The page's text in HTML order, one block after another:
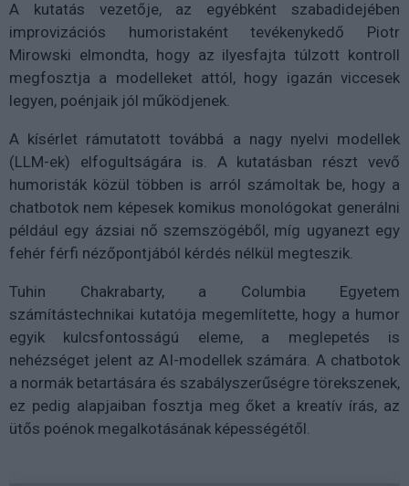
A kutatás vezetője, az egyébként szabadidejében
improvizációs humoristaként tevékenykedő Piotr
Mirowski elmondta, hogy az ilyesfajta túlzott kontroll
megfosztja a modelleket attól, hogy igazán viccesek
legyen, poénjaik jól működjenek.
A kísérlet rámutatott továbbá a nagy nyelvi modellek
(LLM-ek) elfogultságára is. A kutatásban részt vevő
humoristák közül többen is arról számoltak be, hogy a
chatbotok nem képesek komikus monológokat generálni
például egy ázsiai nő szemszögéből, míg ugyanezt egy
fehér férfi nézőpontjából kérdés nélkül megteszik.
Tuhin Chakrabarty, a Columbia Egyetem
számítástechnikai kutatója megemlítette, hogy a humor
egyik kulcsfontosságú eleme, a meglepetés is
nehézséget jelent az AI-modellek számára. A chatbotok
a normák betartására és szabályszerűségre törekszenek,
ez pedig alapjaiban fosztja meg őket a kreatív írás, az
ütős poénok megalkotásának képességétől.